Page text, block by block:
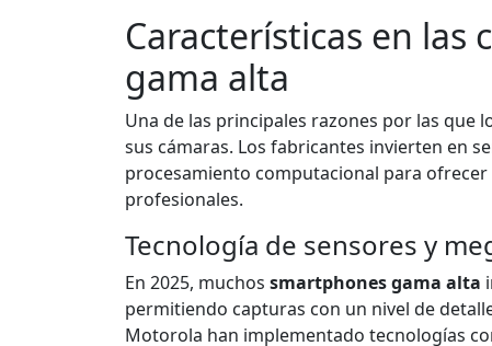
Características en las
gama alta
Una de las principales razones por las que
sus cámaras. Los fabricantes invierten en
procesamiento computacional para
profesionales.
Tecnología de sensores y
En 2025, muchos smartphones gama alta
permitiendo capturas con un nivel de
Motorola han implementado tecnologías